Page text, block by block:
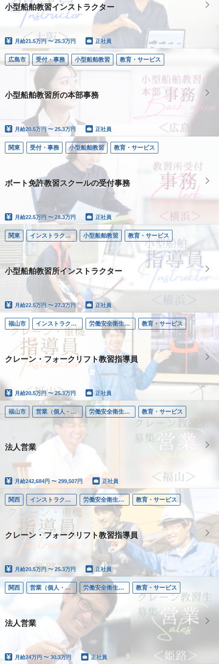
小型船舶教習インストラクター
月給21.5万円 〜 25.3万円 正社員
広島市 受付・事務 小型船舶教習 教育・サービス
小型船舶教習所の本部事務
月給20.5万円 〜 25.3万円 正社員
関東 受付・事務 小型船舶教習 教育・サービス
ボート免許教習スクールの受付事務
月給22.5万円 〜 28.3万円 正社員
関東 インストラクター／小型船舶 小型船舶教習 教育・サービス
小型船舶教習所インストラクター
月給22.5万円 〜 27.3万円 正社員
福山市 インストラクター／労働安全衛生教育 労働安全衛生教習 教育・サービス
クレーン・フォークリフト教習指導員
月給20.5万円 〜 25.3万円 正社員
福山市 営業（個人・法人） 労働安全衛生教習 教育・サービス
法人営業
月給242,684円 〜 299,507円 正社員
関西 インストラクター／労働安全衛生教育 労働安全衛生教習 教育・サービス
クレーン・フォークリフト教習指導員
月給20.5万円 〜 25.3万円 正社員
関西 営業（個人・法人） 労働安全衛生教習 教育・サービス
法人営業
月給24万円 〜 30.3万円 正社員